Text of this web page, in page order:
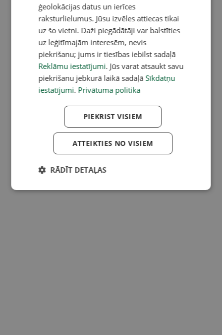
ģeolokācijas datus un ierīces
raksturlielumus. Jūsu izvēles attiecas tikai
uz šo vietni. Daži piegādātāji var balstīties
uz leģitīmajām interesēm, nevis
piekrišanu; jums ir tiesības iebilst sadaļā
Reklāmu iestatījumi. Jūs varat atsaukt savu
piekrišanu jebkurā laikā sadaļā Sīkdatņu
iestatījumi. Privātuma politika
PIEKRIST VISIEM
ATTEIKTIES NO VISIEM
RĀDĪT DETAĻAS